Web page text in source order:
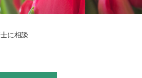
に相談